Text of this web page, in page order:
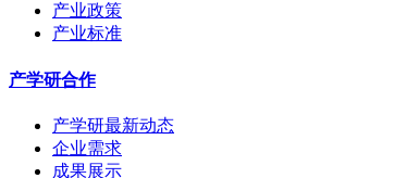
产业政策
产业标准
产学研合作
产学研最新动态
企业需求
成果展示